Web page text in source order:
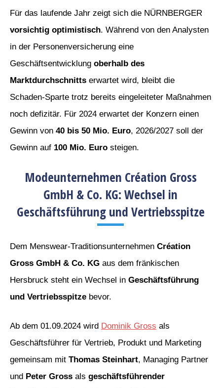
Für das laufende Jahr zeigt sich die NÜRNBERGER
vorsichtig optimistisch. Während von den Analysten
in der Personenversicherung eine
Geschäftsentwicklung oberhalb des
Marktdurchschnitts erwartet wird, bleibt die
Schaden-Sparte trotz bereits eingeleiteter Maßnahmen
noch defizitär. Für 2024 erwartet der Konzern einen
Gewinn von 40 bis 50 Mio. Euro, 2026/2027 soll der
Gewinn auf 100 Mio. Euro steigen.
Modeunternehmen Création Gross
GmbH & Co. KG: Wechsel in
Geschäftsführung und Vertriebsspitze
Dem Menswear-Traditionsunternehmen Création
Gross GmbH & Co. KG aus dem fränkischen
Hersbruck steht ein Wechsel in Geschäftsführung
und Vertriebsspitze bevor.
Ab dem 01.09.2024 wird Dominik Gross als
Geschäftsführer für Vertrieb, Produkt und Marketing
gemeinsam mit Thomas Steinhart, Managing Partner
und Peter Gross als geschäftsführender